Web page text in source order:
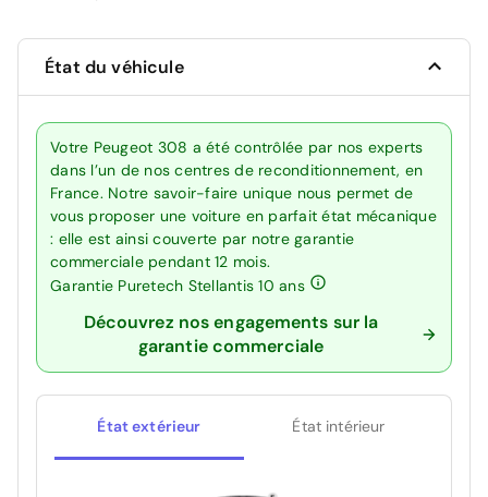
État du véhicule
Votre Peugeot 308 a été contrôlée par nos experts
dans l’un de nos centres de reconditionnement, en
France. Notre savoir-faire unique nous permet de
vous proposer une voiture en parfait état mécanique
: elle est ainsi couverte par notre garantie
commerciale pendant 12 mois.
Garantie Puretech Stellantis 10 ans
Découvrez nos engagements sur la
garantie commerciale
État extérieur État intérieur